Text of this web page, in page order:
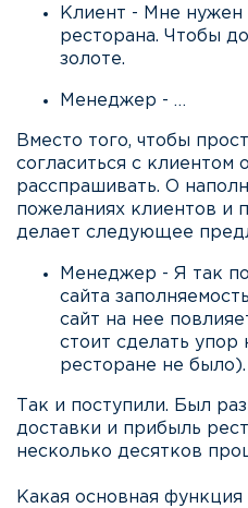
Клиент - Мне нужен
ресторана. Чтобы
золоте.
Менеджер - …
Вместо того, чтобы
согласиться с клиентом
расспрашивать. О
пожеланиях клиентов и
делает следующее
Менеджер - Я так
сайта
сайт на нее
стоит сделать упор
ресторане не было).
Так и поступили. Был
доставки и прибыль
несколько десятков
Какая основная